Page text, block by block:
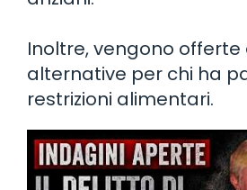
Inoltre, vengono offerte
alternative per chi ha
restrizioni alimentari.